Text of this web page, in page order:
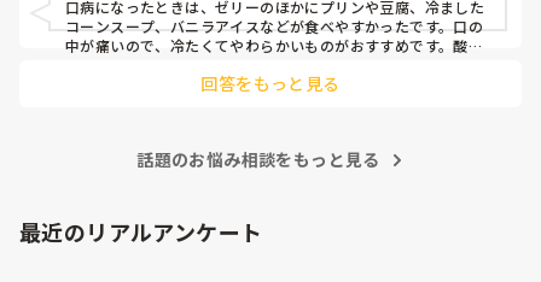
口病になったときは、ゼリーのほかにプリンや豆腐、冷ました
コーンスープ、バニラアイスなどが食べやすかったです。口の
中が痛いので、冷たくてやわらかいものがおすすめです。酸味
た。水分も少しずつこまめに摂れると安心ですよ。
回答をもっと見る
話題のお悩み相談をもっと見る
最近のリアルアンケート